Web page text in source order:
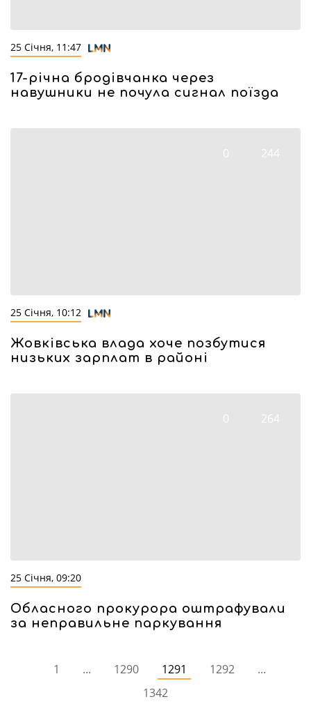
25 Січня, 11:47
17-річна бродівчанка через
навушники не почула сигнал поїзда
0 244
25 Січня, 10:12
Жовківська влада хоче позбутися
низьких зарплат в районі
0 264
25 Січня, 09:20
Обласного прокурора оштрафували
за неправильне паркування
1 ... 1290 1291 1292
...
1342